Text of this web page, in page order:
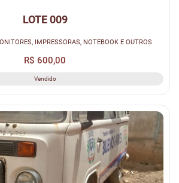
LOTE 009
IMPRESSORAS, NOTEBOOK E OUTROS
R$ 600,00
Vendido